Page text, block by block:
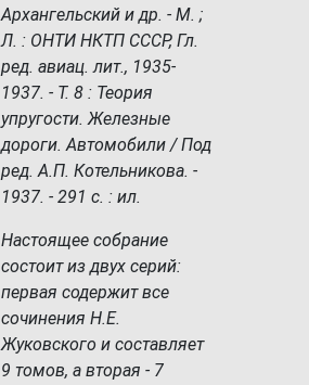
Архангельский и др. - М. ;
Л. : ОНТИ НКТП СССР, Гл.
ред. авиац. лит., 1935-
1937. - Т. 8 : Теория
упругости. Железные
дороги. Автомобили / Под
ред. А.П. Котельникова. -
1937. - 291 с. : ил.
Настоящее собрание
состоит из двух серий:
первая содержит все
сочинения Н.Е.
Жуковского и составляет
9 томов, а вторая - 7